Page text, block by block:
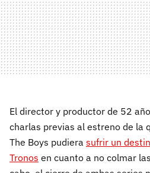
El director y productor de 52
charlas previas al estreno de la
The Boys pudiera sufrir un
Tronos en cuanto a no colmar